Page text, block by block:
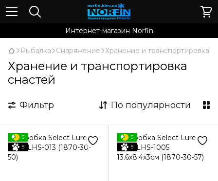
Интернет-магазин Norfin
Рыбалка Снаряжение Хранение и транспортировка
Хранение и транспортировка
снастей
Фильтр По популярности
5
5
5
5